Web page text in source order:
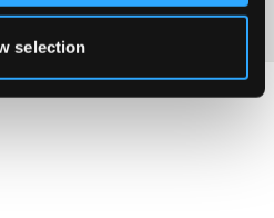
selection